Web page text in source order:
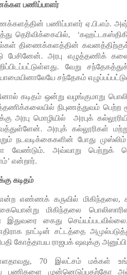
பணிப்பாளர்
பணிப்பாளர் ஏ.பி.எம்.
தெரிவிக்கையில்,
திணைக்களத்தின்
பேசினேன். அரபு எழுத்தணிக்
வேறு
சந்தேகம்
கடிதம் ஒன்று வழங்குமாறு
நிபுணத்துவம்
அரபு மொழியில் அரபுக்
அரபுக் கல்லூரிகள்
நடவடிக்கைகளின் போது
அவ்வாறு பெற்றுக்
என்றார்.
கடிதம்
எண்ணக் கருவில் மிகிந்தலை,
மிகிந்தலை
கைது
நாட்டின் சட்டத்தை
கோத்தாபய ராஜபக் ஷவுக்கு அனுப்பி
70 இலட்சம் மக்கள்
பணிகளை முன்னெடுப்பதற்கோ